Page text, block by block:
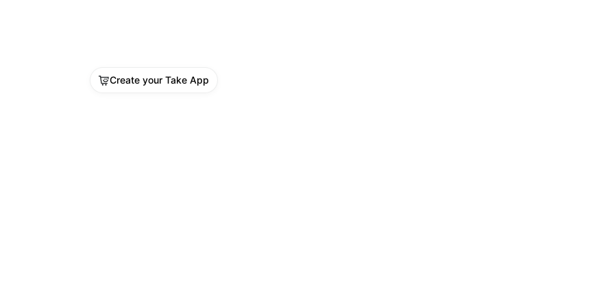
Create your Take App